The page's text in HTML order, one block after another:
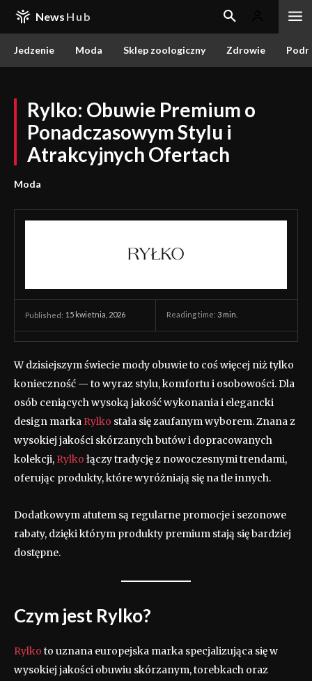
News Hub
Jedzenie Moda Sklep zoologiczny Zdrowie
Rylko: Obuwie Premium o
Ponadczasowym Stylu i
Atrakcyjnych Ofertach
Moda
Published: 15 kwietnia, 2026 Reading time: 3 min.
W dzisiejszym świecie mody obuwie to coś więcej niż tylko
konieczność — to wyraz stylu, komfortu i osobowości. Dla
osób ceniących wysoką jakość wykonania i elegancki
design marka Rylko stała się zaufanym wyborem. Znana z
wysokiej jakości skórzanych butów i dopracowanych
kolekcji, Rylko łączy tradycję z nowoczesnymi trendami,
oferując produkty, które wyróżniają się na tle innych.
Dodatkowym atutem są regularne promocje i sezonowe
rabaty, dzięki którym produkty premium stają się bardziej
dostępne.
Czym jest Rylko?
Rylko to uznana europejska marka specjalizująca się w
wysokiej jakości obuwiu skórzanym, torebkach oraz